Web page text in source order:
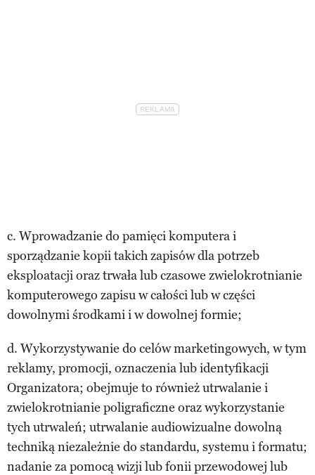
c. Wprowadzanie do pamięci komputera i
sporządzanie kopii takich zapisów dla potrzeb
eksploatacji oraz trwała lub czasowe zwielokrotnianie
komputerowego zapisu w całości lub w części
dowolnymi środkami i w dowolnej formie;
d. Wykorzystywanie do celów marketingowych, w tym
reklamy, promocji, oznaczenia lub identyfikacji
Organizatora; obejmuje to również utrwalanie i
zwielokrotnianie poligraficzne oraz wykorzystanie
tych utrwaleń; utrwalanie audiowizualne dowolną
techniką niezależnie do standardu, systemu i formatu;
nadanie za pomocą wizji lub fonii przewodowej lub